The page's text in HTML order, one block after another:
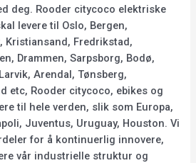
deg. Rooder citycoco elektriske
levere til Oslo, Bergen,
Kristiansand, Fredrikstad,
Drammen, Sarpsborg, Bodø,
Arendal, Tønsberg,
etc, Rooder citycoco, ebikes og
til hele verden, slik som Europa,
Juventus, Uruguay, Houston. Vi
for å kontinuerlig innovere,
vår industrielle struktur og